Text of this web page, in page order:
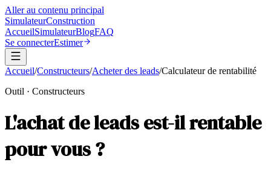
Aller au contenu principal
SimulateurConstruction
AccueilSimulateurBlogFAQ
Se connecterEstimer
Accueil/Constructeurs/Acheter des leads/Calculateur de rentabilité
Outil · Constructeurs
L'achat de leads est-il rentable
pour vous ?